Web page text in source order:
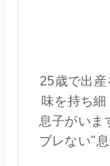
25歳で出
味を持ち
息子がいま
ブレない"